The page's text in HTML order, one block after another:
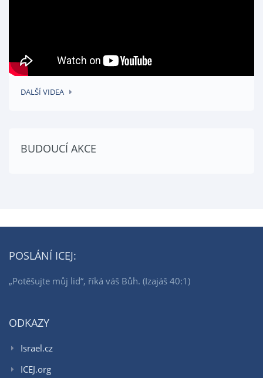
DALŠÍ VIDEA
BUDOUCÍ AKCE
POSLÁNÍ ICEJ:
„Potěšujte můj lid“, říká váš Bůh. (Izajáš 40:1)
ODKAZY
Israel.cz
ICEJ.org